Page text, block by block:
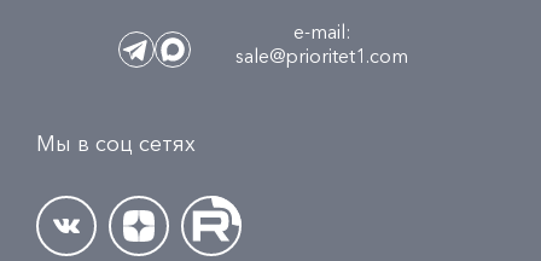
e-mail:
sale@prioritet1.com
Мы в соц сетях